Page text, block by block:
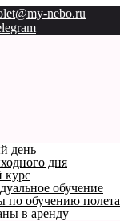
nebo.ru
день
дня
курс
обучение
по обучению
в аренду